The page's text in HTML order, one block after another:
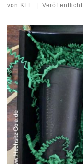
von KLE Veröffentlicht